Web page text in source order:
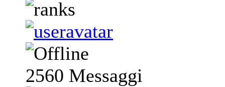
2560 Messaggi